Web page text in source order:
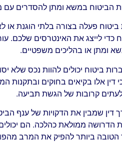
הביטוח במשא ומתן להסדרים עם
פעלה בצורה בלתי הוגנת או
לייצג את האינטרסים שלכם.
ומתן או בהליכים משפטיים.
ביטוח יכולים להוות נכס שלא
אלו בקיאים בחוקים ובתקנות
קרובות של הגשת תביעה.
שמבין את הדקויות של ענף
הדרושה ממולאת כהלכה. הם
הטובה ביותר להפיק את המרב